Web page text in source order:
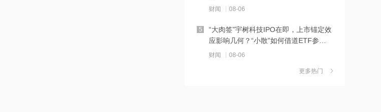
港股三大指数转涨，半导体、PCB概念
12:06
通天酒业8月7日起短暂停牌 待刊发构成
财闻 08-06
“大肉签”宇树科技IPO在即，上市锚定效
应影响几何？“小散”如何借道ETF参
与？
财闻 08-06
5
茉莉奶白陷降薪罗生门，当事人称：公
更多热门